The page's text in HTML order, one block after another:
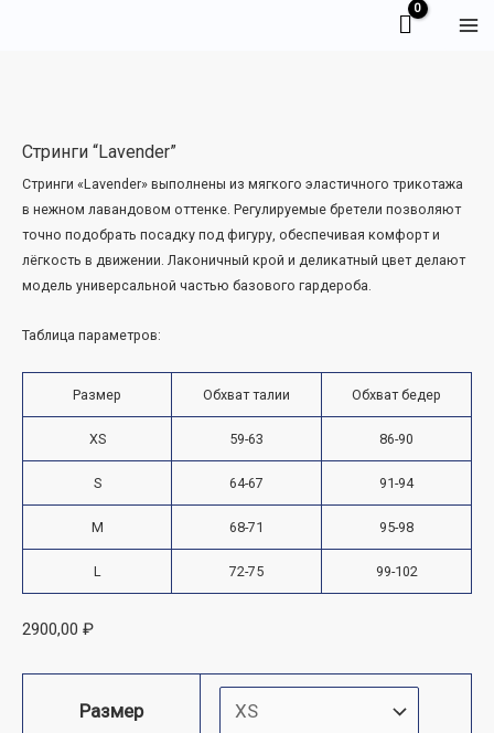
Стринги “Lavender”
Стринги «Lavender» выполнены из мягкого эластичного трикотажа
в нежном лавандовом оттенке. Регулируемые бретели позволяют
точно подобрать посадку под фигуру, обеспечивая комфорт и
лёгкость в движении. Лаконичный крой и деликатный цвет делают
модель универсальной частью базового гардероба.
Таблица параметров:
Размер Обхват талии Обхват бедер
XS 59-63 86-90
S 64-67 91-94
M 68-71 95-98
L 72-75 99-102
2900,00 ₽
Размер